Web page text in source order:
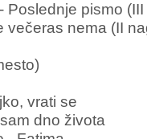
Poslednje pismo
večeras nema (II
vrati se
dno života